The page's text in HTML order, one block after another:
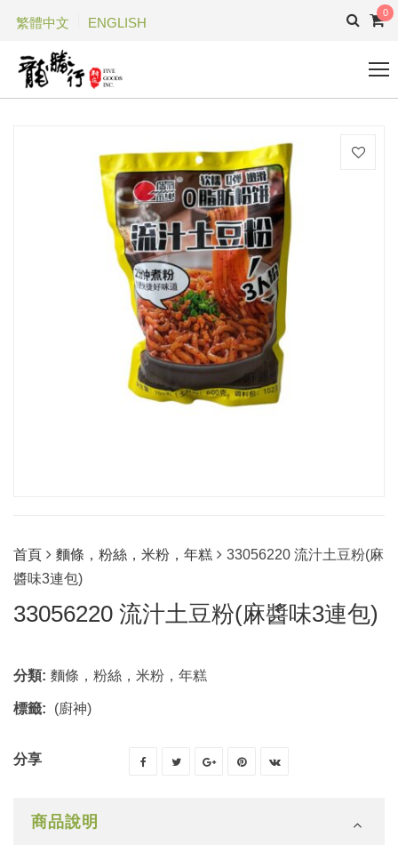
繁體中文 ENGLISH
0
首頁 麵條，粉絲，米粉，年糕
33056220 流汁土豆粉(麻
醬味3連包)
33056220 流汁土豆粉(麻醬味3連包)
分類: 麵條，粉絲，米粉，年糕
標籤: (廚神)
分享
商品說明